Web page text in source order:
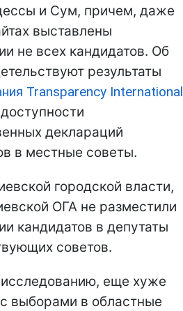
и Сум, причем, даже
выставлены
не всех кандидатов. Об
результаты
Transparency International
деклараций
в местные советы.
городской власти,
ОГА не разместили
кандидатов в депутаты
советов.
еще хуже
выборами в областные